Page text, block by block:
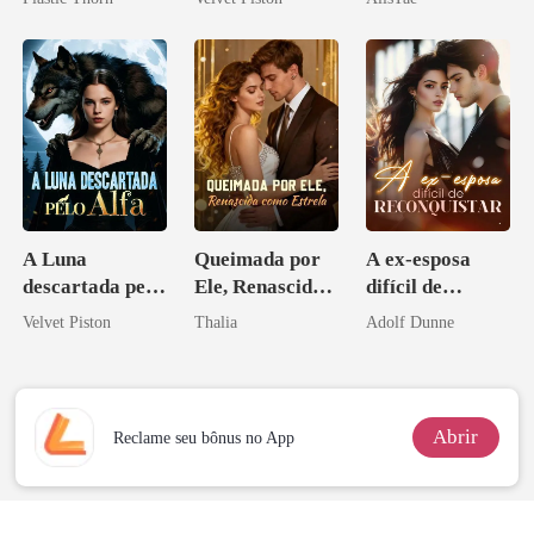
desafiar
A Luna
descartada pelo
Alfa
Velvet Piston
Queimada por
Ele, Renascida
como Estrela
Thalia
A ex-esposa
difícil de
reconquistar
Adolf Dunne
Reclame seu bônus no App Abrir